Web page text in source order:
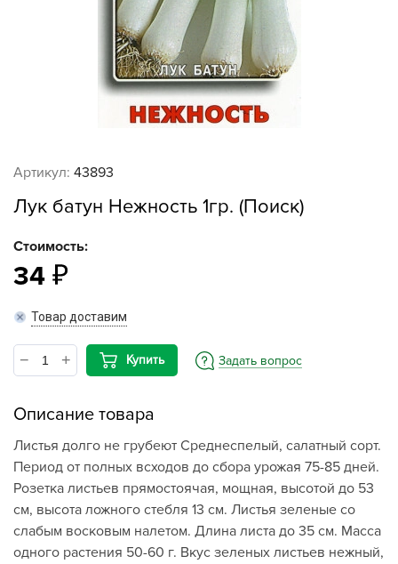
Артикул: 43893
Лук батун Нежность 1гр. (Поиск)
Стоимость:
34
Товар доставим
Купить Задать вопрос
Описание товара
Листья долго не грубеют Среднеспелый, салатный сорт.
Период от полных всходов до сбора урожая 75-85 дней.
Розетка листьев прямостоячая, мощная, высотой до 53
см, высота ложного стебля 13 см. Листья зеленые со
слабым восковым налетом. Длина листа до 35 см. Масса
одного растения 50-60 г. Вкус зеленых листьев нежный,